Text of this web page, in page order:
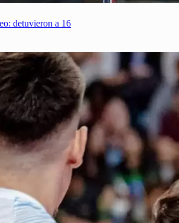
detuvieron a 16